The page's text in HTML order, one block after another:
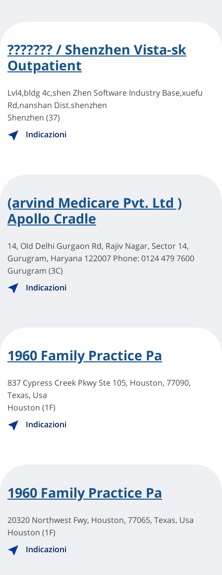
??????? / Shenzhen Vista-sk
Outpatient
Lvl4,bldg 4c,shen Zhen Software Industry Base,xuefu
Rd,nanshan Dist.shenzhen
Shenzhen (37)
Indicazioni
(arvind Medicare Pvt. Ltd )
Apollo Cradle
14, Old Delhi Gurgaon Rd, Rajiv Nagar, Sector 14,
Gurugram, Haryana 122007 Phone: 0124 479 7600
Gurugram (3C)
Indicazioni
1960 Family Practice Pa
837 Cypress Creek Pkwy Ste 105, Houston, 77090,
Texas, Usa
Houston (1F)
Indicazioni
1960 Family Practice Pa
20320 Northwest Fwy, Houston, 77065, Texas, Usa
Houston (1F)
Indicazioni